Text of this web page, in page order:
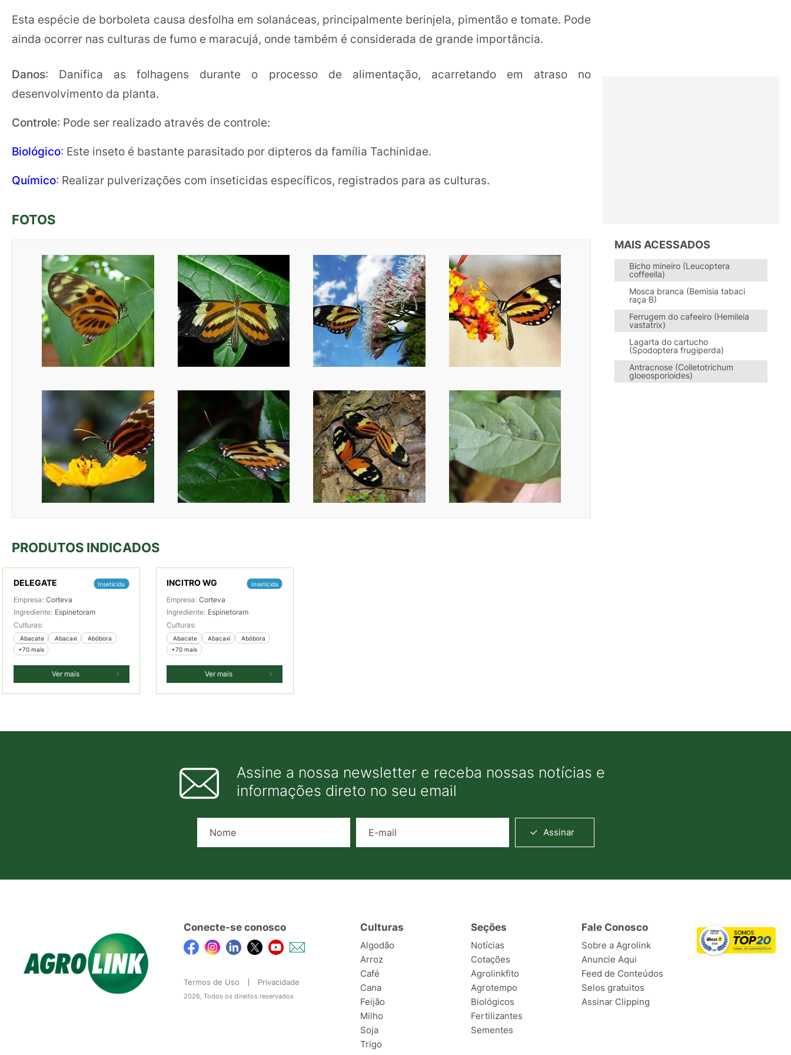
Esta espécie de borboleta causa desfolha em solanáceas, principalmente berinjela, pimentão e tomate. Pode
ainda ocorrer nas culturas de fumo e maracujá, onde também é considerada de grande importância.
Danos: Danifica as folhagens durante o processo de alimentação, acarretando em atraso no
desenvolvimento da planta.
Controle: Pode ser realizado através de controle:
Biológico: Este inseto é bastante parasitado por dipteros da família Tachinidae.
Químico: Realizar pulverizações com inseticidas específicos, registrados para as culturas.
FOTOS
PRODUTOS INDICADOS
DELEGATE Inseticida
Empresa: Corteva
Ingrediente: Espinetoram
Culturas:
Abacate Abacaxi
Abóbora
+70 mais
Ver mais
INCITRO WG Inseticida
Empresa: Corteva
Ingrediente: Espinetoram
Culturas:
Abacate Abacaxi
Abóbora
+70 mais
Ver mais
MAIS ACESSADOS
Bicho mineiro (Leucoptera
coffeella)
Mosca branca (Bemisia tabaci
raça B)
Ferrugem do cafeeiro (Hemileia
vastatrix)
Lagarta do cartucho
(Spodoptera frugiperda)
Antracnose (Colletotrichum
gloeosporioides)
Assine a nossa newsletter e receba nossas notícias e
informações direto no seu email
Assinar
Conecte-se conosco
Termos de Uso Privacidade
2026, Todos os direitos reservados
Culturas
Algodão
Arroz
Café
Cana
Feijão
Milho
Soja
Trigo
Seções
Notícias
Cotações
Agrolinkfito
Agrotempo
Biológicos
Fertilizantes
Sementes
Fale Conosco
Sobre a Agrolink
Anuncie Aqui
Feed de Conteúdos
Selos gratuitos
Assinar Clipping